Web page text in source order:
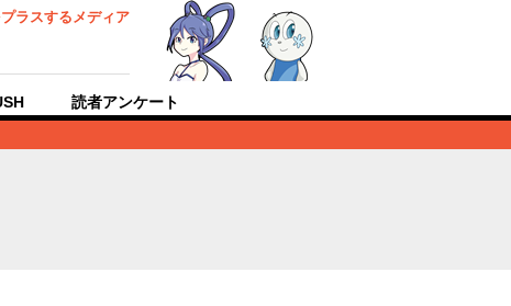
ラスするメディア
読者アンケート